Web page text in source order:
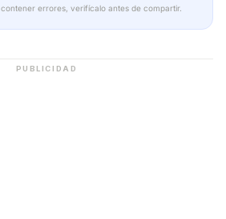
errores, verifícalo antes de compartir.
PUBLICIDAD